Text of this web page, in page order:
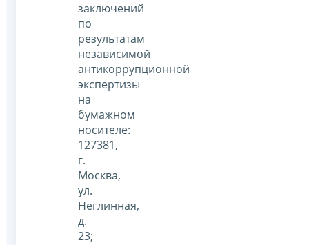
заключений
по
результатам
независимой
антикоррупционной
экспертизы
на
бумажном
носителе:
127381,
г.
Москва,
ул.
Неглинная,
д.
23;